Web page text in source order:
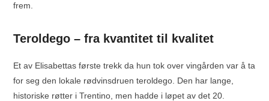
frem.
Teroldego – fra kvantitet til kvalitet
Et av Elisabettas første trekk da hun tok over vingården var å ta
for seg den lokale rødvinsdruen teroldego. Den har lange,
historiske røtter i Trentino, men hadde i løpet av det 20.